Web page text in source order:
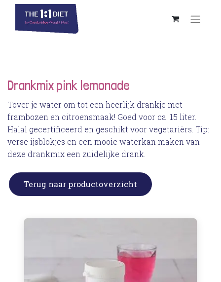
Drankmix pink lemonade
Tover je water om tot een heerlijk drankje met
frambozen en citroensmaak! Goed voor ca. 15 liter.
Halal gecertificeerd en geschikt voor vegetariërs. Tip:
verse ijsblokjes en een mooie waterkan maken van
deze drankmix een zuidelijke drank.
Terug naar productoverzicht